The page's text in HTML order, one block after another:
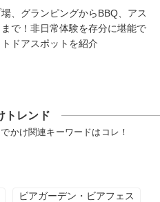
、グランピングからBBQ、アス
で！非日常体験を存分に堪能で
ドアスポットを紹介
トレンド
かけ関連キーワードはコレ！
ビアガーデン・ビアフェス